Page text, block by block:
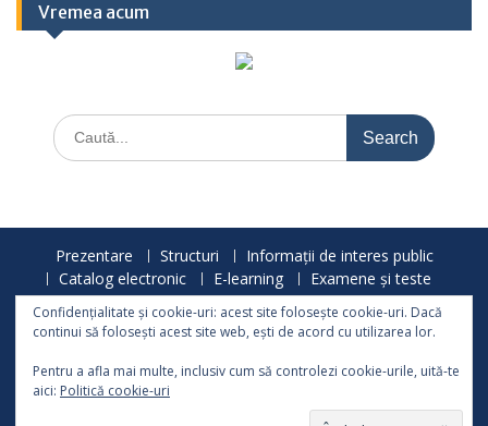
Vremea acum
Search
for:
Prezentare Structuri
Informații de interes public
Catalog electronic
E-learning
Examene și teste
Activități și proiecte
Anunțuri
Olimpiade și concursuri
Sport Galerie
Orar
Asociația de părinți
© 2008-2026 - Școala Gimnazială „Dr. Ioan Mihalyi de Apșa”
Confidențialitate și cookie-uri: acest site folosește cookie-uri. Dacă
continui să folosești acest site web, ești de acord cu utilizarea lor.
Pentru a afla mai multe, inclusiv cum să controlezi cookie-urile, uită-te
aici: Politică cookie-uri